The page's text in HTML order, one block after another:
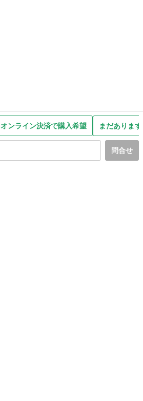
オンライン決済で購入希望 まだありま
問合せ